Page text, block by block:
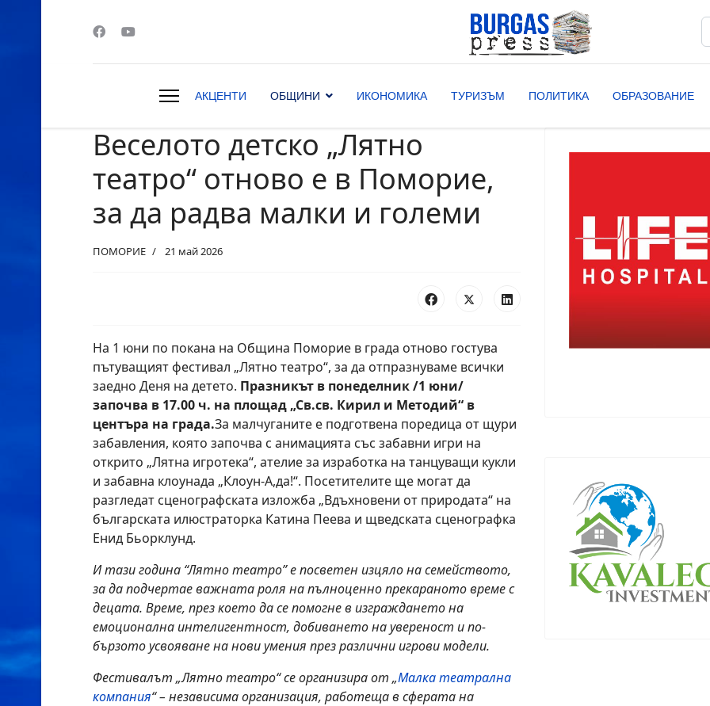
АКЦЕНТИ ОБЩИНИ ИКОНОМИКА ТУРИЗЪМ ПОЛИТИКА ОБРАЗОВАНИЕ
Веселото детско „Лятно
театро“ отново е в Поморие,
за да радва малки и големи
ПОМОРИЕ 21 май 2026
На 1 юни по покана на Община Поморие в града отново гостува
пътуващият фестивал „Лятно театро“, за да отпразнуваме всички
заедно Деня на детето. Празникът в понеделник /1 юни/
започва в 17.00 ч. на площад „Св.св. Кирил и Методий“ в
центъра на града.За малчуганите е подготвена поредица от щури
забавления, която започва с анимацията със забавни игри на
открито „Лятна игротека“, ателие за изработка на танцуващи кукли
и забавна клоунада „Клоун-А,да!“. Посетителите ще могат да
разгледат сценографската изложба „Вдъхновени от природата“ на
българската илюстраторка Катина Пеева и щведската сценографка
Енид Бьорклунд.
И тази година “Лятно театро” е посветен изцяло на семейството,
за да подчертае важната роля на пълноценно прекараното време с
децата. Време, през което да се помогне в изграждането на
емоционална интелигентност, добиването на увереност и по-
бързото усвояване на нови умения през различни игрови модели.
Фестивалът „Лятно театро“ се организира от „Малка театрална
компания“ – независима организация, работеща в сферата на